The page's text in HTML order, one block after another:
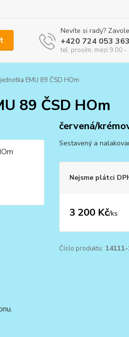
Nevíte si rady?
+420 724 053 363
tel. prosím, mezi 9.00 -
EMU 89 ČSD HOm
89 ČSD HOm
červená/
Sestavený a
Nejsme plátci
3 200 Kč/ks
Číslo produktu: